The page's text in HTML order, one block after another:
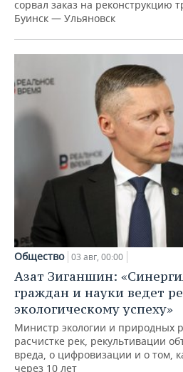
сорвал заказ на реконструкцию
Буинск — Ульяновск
Общество 03 авг, 00:00
Азат Зиганшин:
граждан и науки ведет
экологическому успеху»
Министр экологии и природных
расчистке рек, рекультивации
вреда, о цифровизации и о том,
через 10 лет